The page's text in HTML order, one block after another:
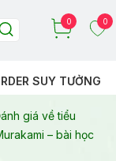
0 0
SUY TƯỞNG
giá về tiểu
– bài học